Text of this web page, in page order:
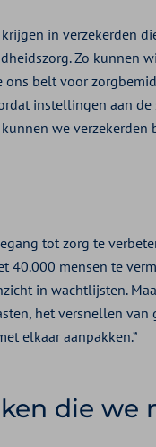
in verzekerden
Zo kunnen
belt voor
instellingen aan
we verzekerden
tot zorg te
mensen te
in wachtlijsten.
het versnellen
elkaar aanpakken.”
die we